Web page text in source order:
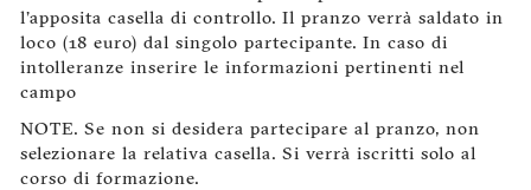
l'apposita casella di controllo. Il pranzo verrà saldato in
loco (18 euro) dal singolo partecipante. In caso di
intolleranze inserire le informazioni pertinenti nel
campo
NOTE. Se non si desidera partecipare al pranzo, non
selezionare la relativa casella. Si verrà iscritti solo al
corso di formazione.